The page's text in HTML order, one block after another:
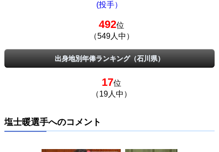
(投手）
492位
（549人中）
出身地別年俸ランキング（石川県）
17位
（19人中）
塩士暖選手へのコメント